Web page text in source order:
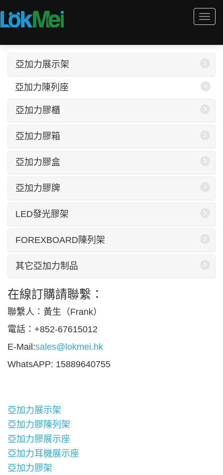
亞加力展示架
亞加力陳列座
亞加力膠櫃
亞加力膠箱
亞加力膠盒
亞加力膠牌
LED發光膠架
FOREXBOARD陳列架
其它亞加力制品
在線訂購請聯繫：
聯繫人：黃生（Frank）
電話：+852-67615012
E-Mail:sales@lokmei.hk
WhatsAPP: 15889640755
亞加力展示架
亞加力膠陳列架
亞加力膠展示座
亞加力耳機展示座
亞加力膠架